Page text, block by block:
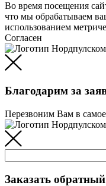
Во время посещения
что мы обрабатываем
использованием
Согласен
Благодарим за
Перезвоним Вам в
Заказать